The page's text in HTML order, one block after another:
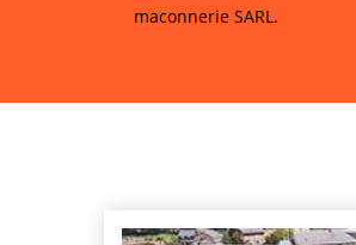
maconnerie SARL.